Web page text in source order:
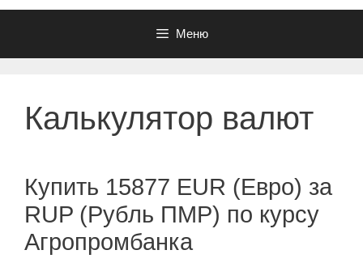
Меню
Калькулятор валют
Купить 15877 EUR (Евро) за
RUP (Рубль ПМР) по курсу
Агропромбанка